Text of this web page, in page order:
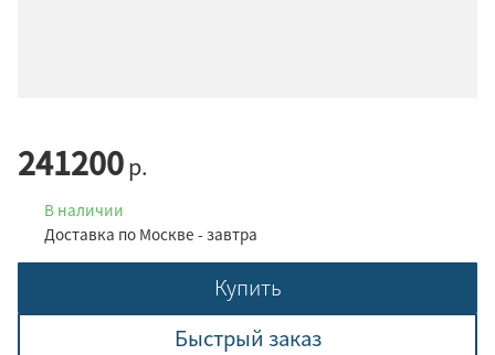
241200р.
В наличии
Доставка по Москве - завтра
Купить
Быстрый заказ